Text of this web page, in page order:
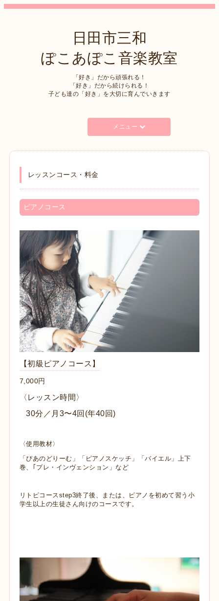
日田市三和
ぽこあぽこ音楽教室
「好き」だから頑張れる！
「好き」だから続けられる！
子ども達の「好き」を大切に育んでいきます
メニュー
レッスンコース・料金
ピアノコース
【初級ピアノコース】
7,000円
〈レッスン時間〉
30分／月3〜4回(年40回)
〈使用教材〉
「ぴあのどりーむ」「ピアノスケッチ 」「バイエル」上下
巻、｢プレ・インヴェンション」など
リトピコースstep3終了後、または、ピアノを初めて習う小
学生以上の生徒さん向けのコースです。